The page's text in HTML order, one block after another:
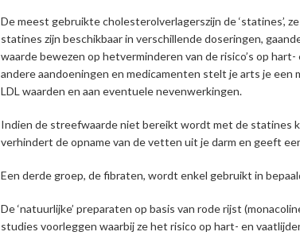
De meest gebruikte cholesterolverlagerszijn de ‘statines’,
statines zijn beschikbaar in verschillende doseringen,
waarde bewezen op hetverminderen van de risico’s op
andere aandoeningen en medicamenten stelt je arts je
LDL waarden en aan eventuele nevenwerkingen.
Indien de streefwaarde niet bereikt wordt met de statines
verhindert de opname van de vetten uit je darm en geeft
Een derde groep, de fibraten, wordt enkel gebruikt in
De ‘natuurlijke’ preparaten op basis van rode rijst
studies voorleggen waarbij ze het risico op hart- en